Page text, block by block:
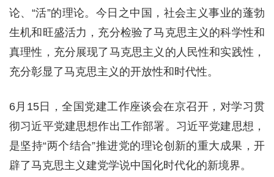
论、“活”的理论。今日之中国，社会主义事业的蓬勃
生机和旺盛活力，充分检验了马克思主义的科学性和
真理性，充分展现了马克思主义的人民性和实践性，
充分彰显了马克思主义的开放性和时代性。
6月15日，全国党建工作座谈会在京召开，对学习贯
彻习近平党建思想作出工作部署。习近平党建思想，
是坚持“两个结合”推进党的理论创新的重大成果，开
辟了马克思主义建党学说中国化时代化的新境界。